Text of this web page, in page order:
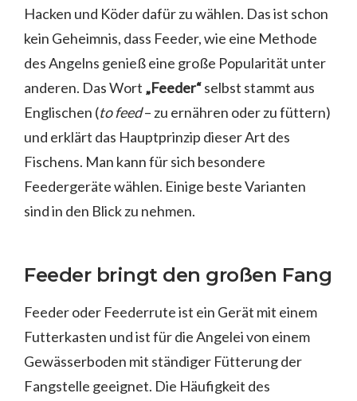
Hacken und Köder dafür zu wählen. Das ist schon
kein Geheimnis, dass Feeder, wie eine Methode
des Angelns genieß eine große Popularität unter
anderen. Das Wort „Feeder“selbst stammt aus
Englischen (to feed– zu ernähren oder zu füttern)
und erklärt das Hauptprinzip dieser Art des
Fischens. Man kann für sich besondere
Feedergeräte wählen. Einige beste Varianten
sind in den Blick zu nehmen.
Feeder bringt den großen Fang
Feeder oder Feederrute ist ein Gerät mit einem
Futterkasten und ist für die Angelei von einem
Gewässerboden mit ständiger Fütterung der
Fangstelle geeignet. Die Häufigkeit des